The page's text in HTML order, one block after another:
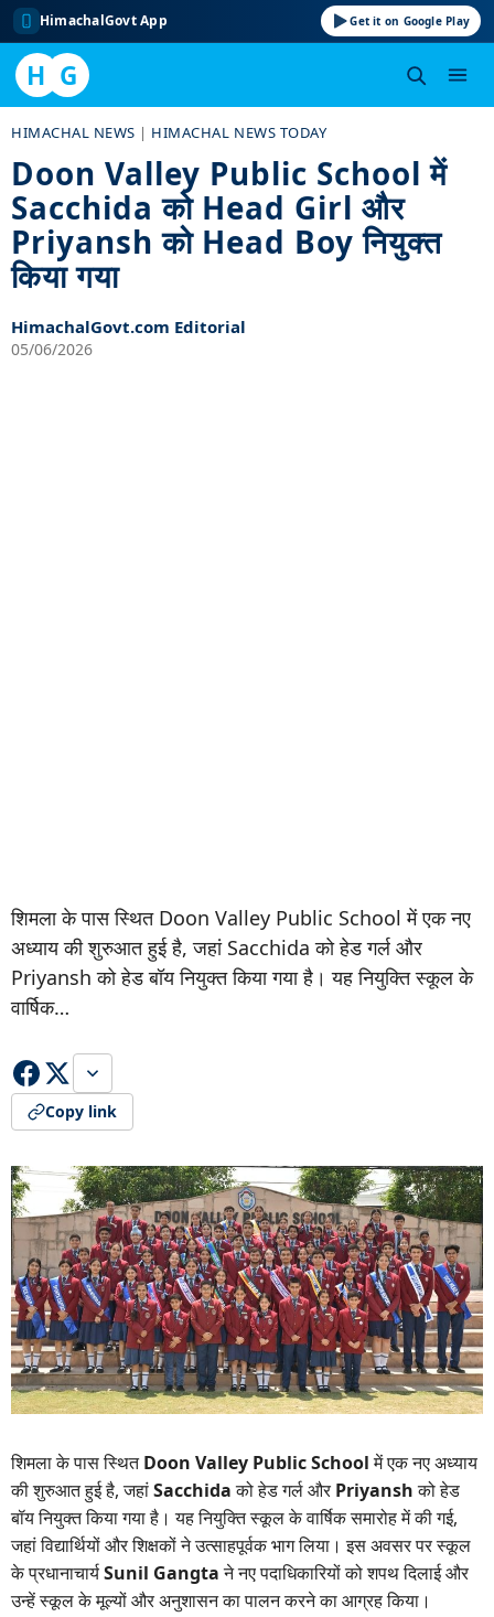
HimachalGovt App Get it on Google Play
H G
content
HIMACHAL NEWS | HIMACHAL NEWS TODAY
Doon Valley Public School में
Sacchida को Head Girl और
Priyansh को Head Boy नियुक्त
किया गया
HimachalGovt.com Editorial
05/06/2026
शिमला के पास स्थित Doon Valley Public School में एक नए
अध्याय की शुरुआत हुई है, जहां Sacchida को हेड गर्ल और
Priyansh को हेड बॉय नियुक्त किया गया है। यह नियुक्ति स्कूल के
वार्षिक…
Copy link
शिमला के पास स्थितDoon Valley Public Schoolमें एक नए अध्याय
की शुरुआत हुई है, जहांSacchidaको हेड गर्ल और Priyanshको हेड
बॉय नियुक्त किया गया है। यह नियुक्ति स्कूल के वार्षिक समारोह में की गई,
जहां विद्यार्थियों और शिक्षकों ने उत्साहपूर्वक भाग लिया। इस अवसर पर स्कूल
के प्रधानाचार्यSunil Gangtaने नए पदाधिकारियों को शपथ दिलाई और
उन्हें स्कूल के मूल्यों और अनुशासन का पालन करने का आग्रह किया।